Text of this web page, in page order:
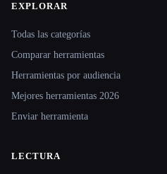
Site navigation
EXPLORAR
Todas las categorías
Comparar herramientas
Herramientas por audiencia
Mejores herramientas 2026
Enviar herramienta
LECTURA